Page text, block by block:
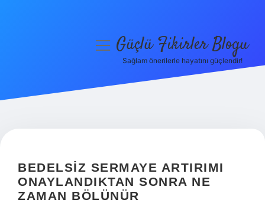
Hakkımızda
menüyüGüçlü Fikirler Blogu
Sağlam önerilerle hayatını güçlendir!
BEDELSIZ SERMAYE ARTIRIMI
ONAYLANDIKTAN SONRA NE
ZAMAN BÖLÜNÜR